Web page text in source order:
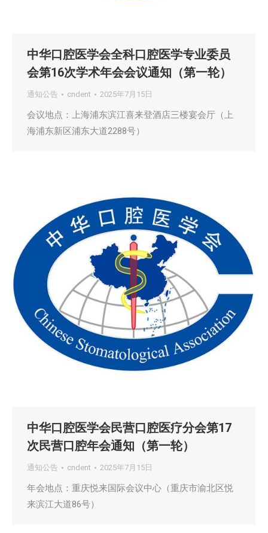
中华口腔医学会全科口腔医学专业委员
会第16次学术年会会议通知（第一轮）
通知公告 cndent 2025年7月15日
会议地点：上海浦东滨江喜来登酒店三楼宴会厅（上
海浦东新区浦东大道2288号）
中华口腔医学会民营口腔医疗分会第17
次民营口腔年会通知（第一轮）
通知公告 cndent 2025年7月15日
年会地点：重庆悦来国际会议中心（重庆市渝北区悦
来滨江大道86号）